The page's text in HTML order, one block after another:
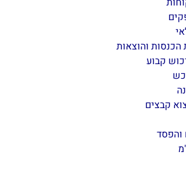
הכנסות והוצאות
קבוע
קבצים
והפסד